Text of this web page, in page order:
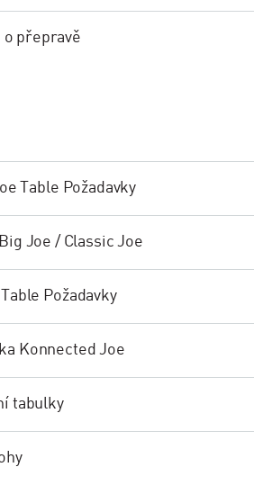
o přepravě
Table Požadavky
Joe / Classic Joe
Požadavky
Konnected Joe
tabulky